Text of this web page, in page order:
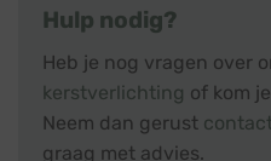
Hulp nodig?
Heb je nog vragen over
kerstverlichting of kom
Neem dan gerust contact
graag met advies.